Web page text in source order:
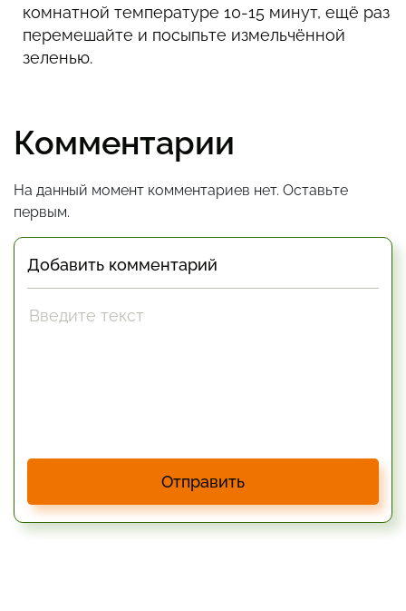
комнатной температуре 10-15 минут, ещё раз
перемешайте и посыпьте измельчённой
зеленью.
Комментарии
На данный момент комментариев нет. Оставьте
первым.
Добавить комментарий
Отправить